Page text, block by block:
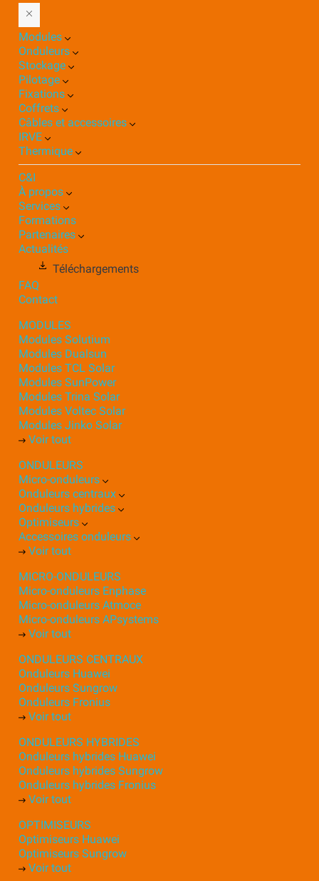
Modules
Onduleurs
Stockage
Pilotage
Fixations
Coffrets
Câbles et accessoires
IRVE
Thermique
C&I
À propos
Services
Formations
Partenaires
Actualités
Téléchargements
FAQ
Contact
MODULES
Modules Solutium
Modules Dualsun
Modules TCL Solar
Modules SunPower
Modules Trina Solar
Modules Voltec Solar
Modules Jinko Solar
Voir tout
ONDULEURS
Micro-onduleurs
Onduleurs centraux
Onduleurs hybrides
Optimiseurs
Accessoires onduleurs
Voir tout
MICRO-ONDULEURS
Micro-onduleurs Enphase
Micro-onduleurs Atmoce
Micro-onduleurs APsystems
Voir tout
ONDULEURS CENTRAUX
Onduleurs Huawei
Onduleurs Sungrow
Onduleurs Fronius
Voir tout
ONDULEURS HYBRIDES
Onduleurs hybrides Huawei
Onduleurs hybrides Sungrow
Onduleurs hybrides Fronius
Voir tout
OPTIMISEURS
Optimiseurs Huawei
Optimiseurs Sungrow
Voir tout